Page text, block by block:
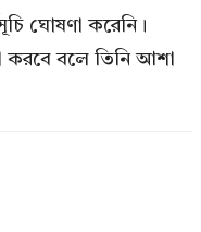
ঘোষণা করেনি।
করবে বলে তিনি আশা